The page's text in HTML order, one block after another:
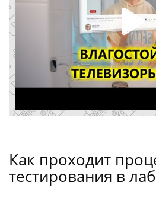
Как проходит
тестирования в